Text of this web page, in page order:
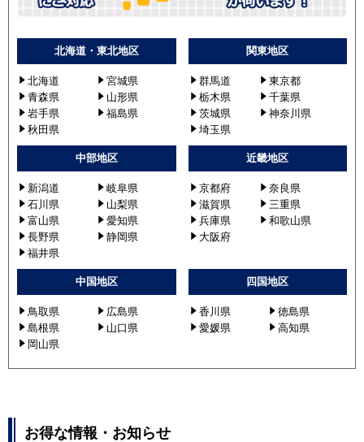
北海道・東北地区
北海道
宮城県
青森県
山形県
岩手県
福島県
秋田県
関東地区
群馬道
東京都
栃木県
千葉県
茨城県
神奈川県
埼玉県
中部地区
新潟道
岐阜県
石川県
山梨県
富山県
愛知県
長野県
静岡県
福井県
近畿地区
京都府
奈良県
滋賀県
三重県
兵庫県
和歌山県
大阪府
中国地区
鳥取県
広島県
島根県
山口県
岡山県
四国地区
香川県
徳島県
愛媛県
高知県
お得な情報・お知らせ